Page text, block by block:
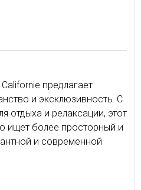
предлагает
и эксклюзивность. С
отдыха и релаксации, этот
ищет более просторный и
и современной